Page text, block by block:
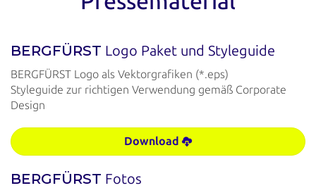
BERGFÜRST Logo Paket und Styleguide
BERGFÜRST Logo als Vektorgrafiken (*.eps)
Styleguide zur richtigen Verwendung gemäß Corporate
Design
Download
BERGFÜRST Fotos